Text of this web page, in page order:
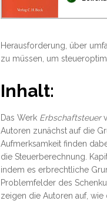
Herausforderung, über
zu müssen, um
Inhalt:
Das Werk Erbschaftsteuer
Autoren zunächst auf die
Aufmerksamkeit finden
die Steuerberechnung.
indem es erbrechtliche
Problemfelder des
zeigen die Autoren auf,